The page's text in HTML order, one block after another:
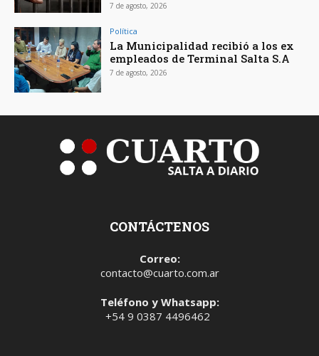
7 de agosto, 2026
Política
La Municipalidad recibió a los ex
empleados de Terminal Salta S.A
7 de agosto, 2026
CONTÁCTENOS
Correo:
contacto@cuarto.com.ar
Teléfono y Whatsapp:
+54 9 0387 4496462